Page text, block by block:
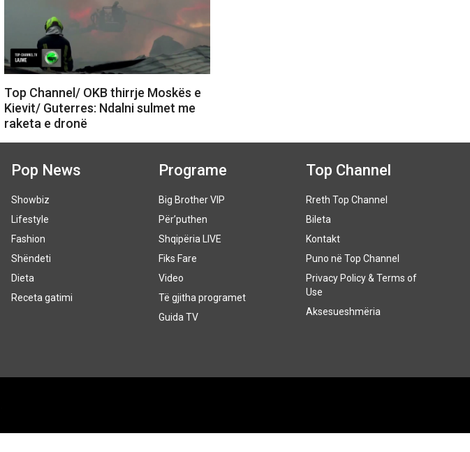
Top Channel/ OKB thirrje Moskës e
Kievit/ Guterres: Ndalni sulmet me
raketa e dronë
Pop News
Showbiz
Lifestyle
Fashion
Shëndeti
Dieta
Receta gatimi
Programe
Big Brother VIP
Për’puthen
Shqipëria LIVE
Fiks Fare
Video
Të gjitha programet
Guida TV
Top Channel
Rreth Top Channel
Bileta
Kontakt
Puno në Top Channel
Privacy Policy & Terms of
Use
Aksesueshmëria